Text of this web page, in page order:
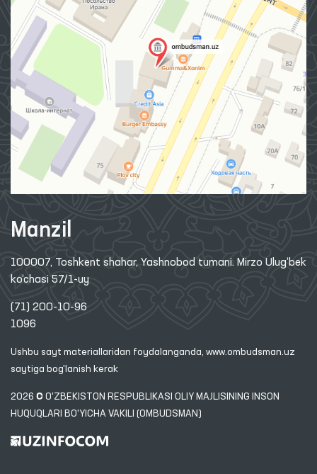
Manzil
100007, Toshkent shahar, Yashnobod tumani. Mirzo Ulug‘bek
ko‘chasi 57/1-uy
(71) 200-10-96
1096
Ushbu sayt materiallaridan foydalanganda, www.ombudsman.uz
saytiga bog'lanish kerak
2026 © O'ZBEKISTON RESPUBLIKASI OLIY MAJLISINING INSON
HUQUQLARI BO'YICHA VAKILI (OMBUDSMAN)